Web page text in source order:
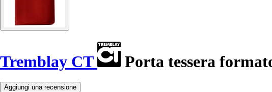
Tremblay CT Porta tessera
Aggiungi una recensione